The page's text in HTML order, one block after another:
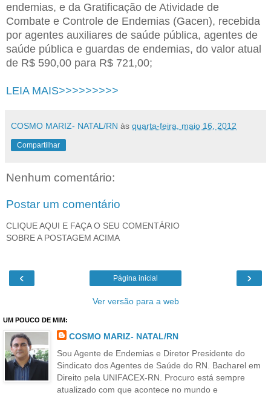
endemias, e da Gratificação de Atividade de
Combate e Controle de Endemias (Gacen), recebida
por agentes auxiliares de saúde pública, agentes de
saúde pública e guardas de endemias, do valor atual
de R$ 590,00 para R$ 721,00;
LEIA MAIS>>>>>>>>>
COSMO MARIZ- NATAL/RN às quarta-feira, maio 16, 2012
Compartilhar
Nenhum comentário:
Postar um comentário
CLIQUE AQUI E FAÇA O SEU COMENTÁRIO
SOBRE A POSTAGEM ACIMA
‹ ›
Página inicial
Ver versão para a web
UM POUCO DE MIM:
COSMO MARIZ- NATAL/RN
Sou Agente de Endemias e Diretor Presidente do
Sindicato dos Agentes de Saúde do RN. Bacharel em
Direito pela UNIFACEX-RN. Procuro está sempre
atualizado com que acontece no mundo e